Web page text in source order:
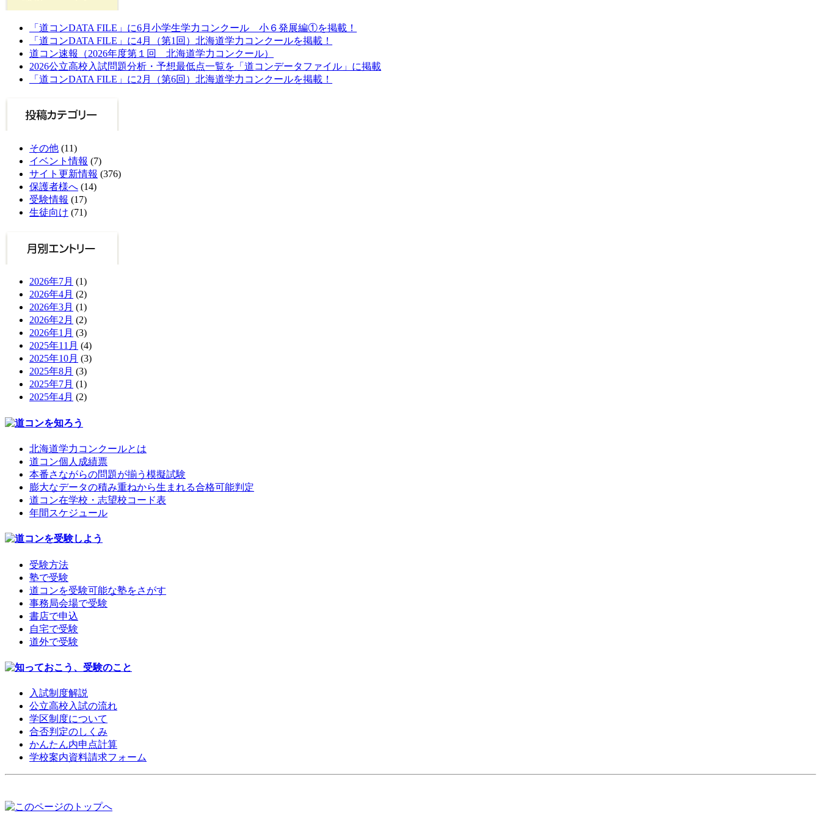
「道コンDATA FILE」に6月小学生学力コンクール 小６発展編①を掲載！
「道コンDATA FILE」に4月（第1回）北海道学力コンクールを掲載！
道コン速報（2026年度第１回 北海道学力コンクール）
2026公立高校入試問題分析・予想最低点一覧を「道コンデータファイル」に掲載
「道コンDATA FILE」に2月（第6回）北海道学力コンクールを掲載！
その他 (11)
イベント情報 (7)
サイト更新情報 (376)
保護者様へ (14)
受験情報 (17)
生徒向け (71)
2026年7月 (1)
2026年4月 (2)
2026年3月 (1)
2026年2月 (2)
2026年1月 (3)
2025年11月 (4)
2025年10月 (3)
2025年8月 (3)
2025年7月 (1)
2025年4月 (2)
北海道学力コンクールとは
道コン個人成績票
本番さながらの問題が揃う模擬試験
膨大なデータの積み重ねから生まれる合格可能判定
道コン在学校・志望校コード表
年間スケジュール
受験方法
塾で受験
道コンを受験可能な塾をさがす
事務局会場で受験
書店で申込
自宅で受験
道外で受験
入試制度解説
公立高校入試の流れ
学区制度について
合否判定のしくみ
かんたん内申点計算
学校案内資料請求フォーム